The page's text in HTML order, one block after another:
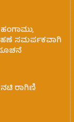
ಸಮರ್ಪಕವಾಗಿ
ಸೂಚನೆ
ರಾಗಿಣಿ